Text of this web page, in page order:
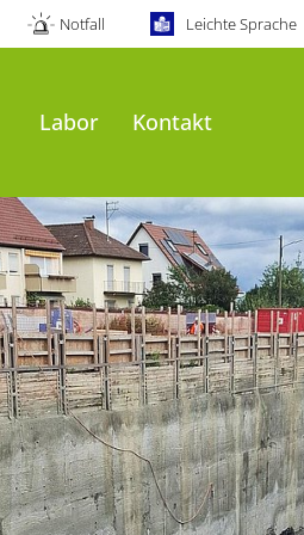
Notfall Leichte Sprache
Labor Kontakt